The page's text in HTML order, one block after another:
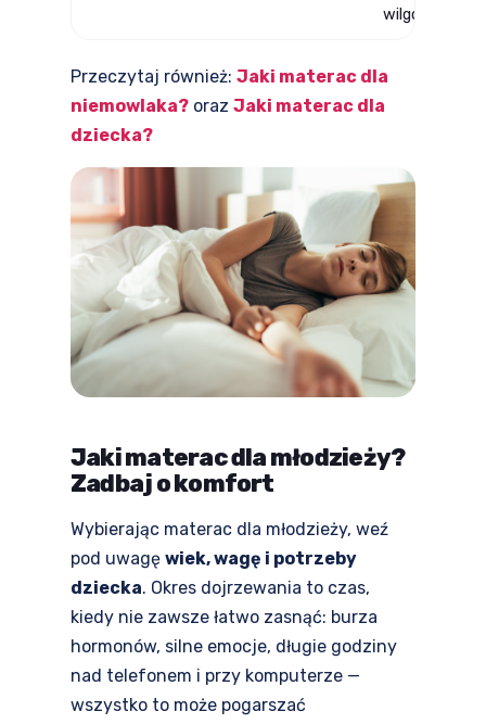
wilgocią
Przeczytaj również: Jaki materac dla
niemowlaka? oraz Jaki materac dla
dziecka?
Jaki materac dla młodzieży?
Zadbaj o komfort
Wybierając materac dla młodzieży, weź
pod uwagę wiek, wagę i potrzeby
dziecka. Okres dojrzewania to czas,
kiedy nie zawsze łatwo zasnąć: burza
hormonów, silne emocje, długie godziny
nad telefonem i przy komputerze —
wszystko to może pogarszać